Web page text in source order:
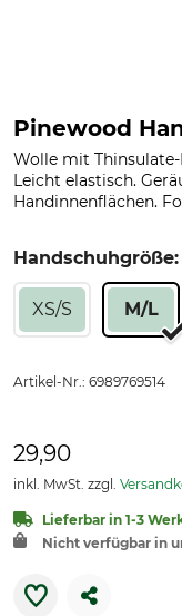
Pinewood
Wolle mit
Leicht elastisch.
Handinnenflächen.
Handschuhgröße:
XS/S M/L
Artikel-Nr.: 6989769514
29,90
inkl. MwSt. zzgl.
Lieferbar in 1-3
Nicht verfügbar in